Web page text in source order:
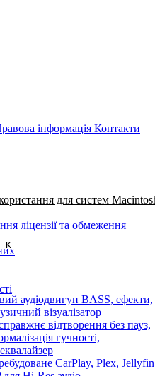
інформація Контакти
K
аудіодвигун BASS, ефекти,
візуалізатор
відтворення без пауз,
гучності,
CarPlay, Plex,
для систем
ліцензії та обмеження